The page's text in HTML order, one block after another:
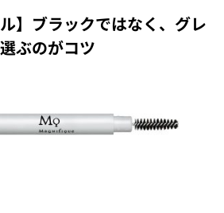
】ブラックではなく、グレ
ぶのがコツ